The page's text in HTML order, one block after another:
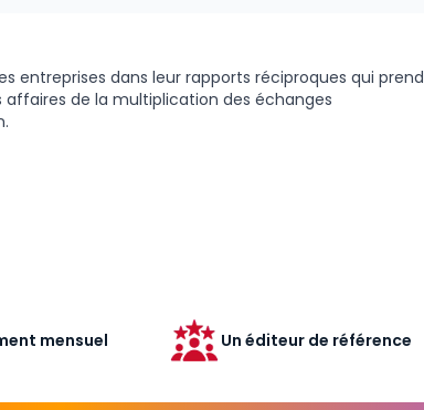
entreprises dans leur rapports réciproques qui prend
de la multiplication des échanges
mensuel Un éditeur de référence